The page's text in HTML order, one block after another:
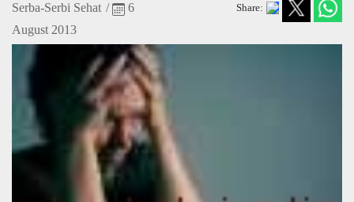
Serba-Serbi Sehat /
6
August 2013
Share: